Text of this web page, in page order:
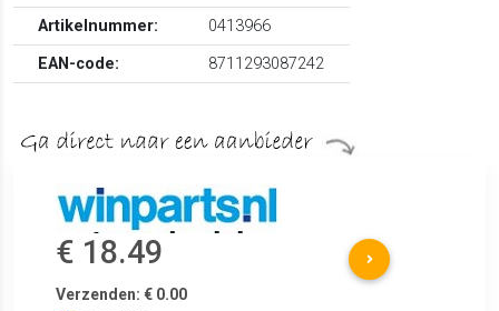
Artikelnummer:
0413966
EAN-code:
8711293087242
€ 18.49
Verzenden: € 0.00